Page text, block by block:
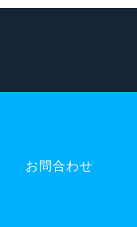
お問合わせ